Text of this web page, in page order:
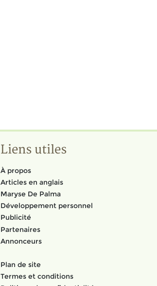
Liens utiles
À propos
Articles en anglais
Maryse De Palma
Développement personnel
Publicité
Partenaires
Annonceurs
Plan de site
Termes et conditions